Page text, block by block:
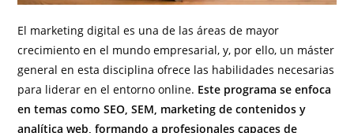
El marketing digital es una de las áreas de mayor
crecimiento en el mundo empresarial, y, por ello, un máster
general en esta disciplina ofrece las habilidades necesarias
para liderar en el entorno online. Este programa se enfoca
en temas como SEO, SEM, marketing de contenidos y
analítica web, formando a profesionales capaces de